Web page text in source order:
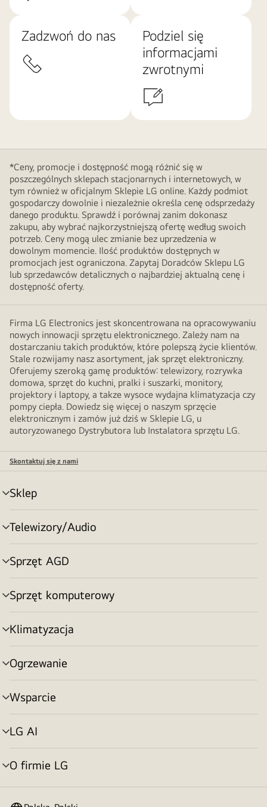
Zadzwoń do nas
Podziel się
informacjami
zwrotnymi
*Ceny, promocje i dostępność mogą różnić się w
poszczególnych sklepach stacjonarnych i internetowych, w
tym również w oficjalnym Sklepie LG online. Każdy podmiot
gospodarczy dowolnie i niezależnie określa cenę odsprzedaży
danego produktu. Sprawdź i porównaj zanim dokonasz
zakupu, aby wybrać najkorzystniejszą ofertę według swoich
potrzeb. Ceny mogą ulec zmianie bez uprzedzenia w
dowolnym momencie. Ilość produktów dostępnych w
promocjach jest ograniczona. Zapytaj Doradców Sklepu LG
lub sprzedawców detalicznych o najbardziej aktualną cenę i
dostępność oferty.
Firma LG Electronics jest skoncentrowana na opracowywaniu
nowych innowacji sprzętu elektronicznego. Zależy nam na
dostarczaniu takich produktów, które polepszą życie klientów.
Stale rozwijamy nasz asortyment, jak sprzęt elektroniczny.
Oferujemy szeroką gamę produktów: telewizory, rozrywka
domowa, sprzęt do kuchni, pralki i suszarki, monitory,
projektory i laptopy, a takze wysoce wydajna klimatyzacja czy
pompy ciepła. Dowiedz się więcej o naszym sprzęcie
elektronicznym i zamów już dziś w Sklepie LG, u
autoryzowanego Dystrybutora lub Instalatora sprzętu LG.
Skontaktuj się z nami
Sklep
Przełącznik
menu
Telewizory/Audio
Przełącznik
menu
Sprzęt AGD
Przełącznik
menu
Sprzęt komputerowy
Przełącznik
menu
Klimatyzacja
Przełącznik
menu
Ogrzewanie
Przełącznik
menu
Wsparcie
Przełącznik
menu
LG AI
Przełącznik
menu
O firmie LG
Przełącznik